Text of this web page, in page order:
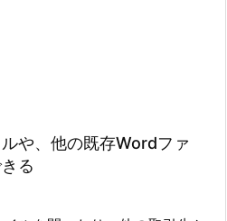
や、他の既存Wordファ
る